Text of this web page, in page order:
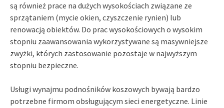
są również prace na dużych wysokościach związane ze
sprzątaniem (mycie okien, czyszczenie rynien) lub
renowacją obiektów. Do prac wysokościowych o wysokim
stopniu zaawansowania wykorzystywane są masywniejsze
zwyżki, których zastosowanie pozostaje w najwyższym
stopniu bezpieczne.
Usługi wynajmu podnośników koszowych bywają bardzo
potrzebne firmom obsługującym sieci energetyczne. Linie